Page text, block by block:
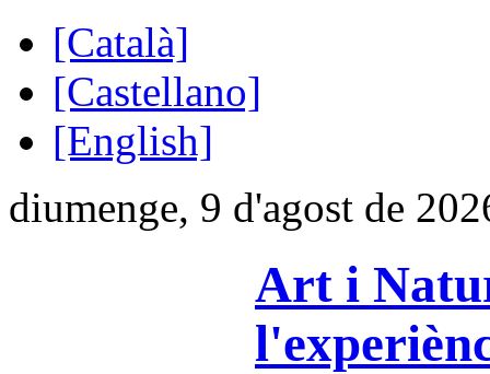
[Català]
[Castellano]
[English]
diumenge, 9 d'agost de
Art i